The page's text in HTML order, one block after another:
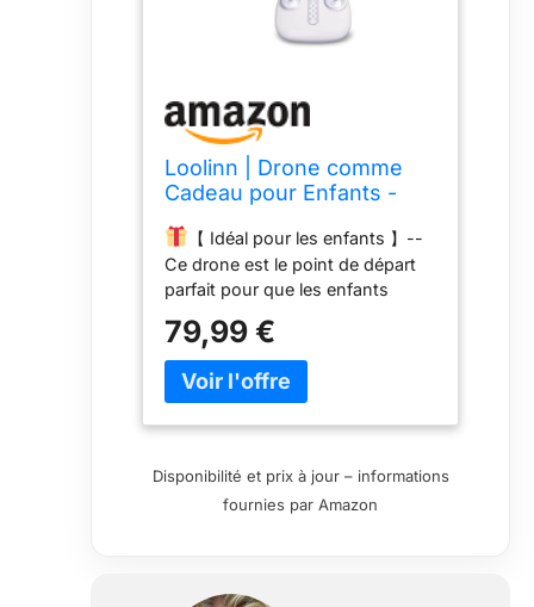
Loolinn | Drone comme
Cadeau pour Enfants -
Transmission Vidéo en
Temps Réel, Très Facile à
Piloter, Lumières
LED/Certification C0
Approuvée(Cadeau pour
Garçons et Filles)
【 Idéal pour les enfants 】--
Ce drone est le point de départ
parfait pour que les enfants
le monde des drones. Apprendre
à piloter est simple et sécurisé.
Ce drone est un excellent choix
d’amusement 】-- Ce drone
fantastique est capable
donnant aux enfants l’excitation
79,99 €
Disponibilité et prix à jour – informations
fournies par Amazon